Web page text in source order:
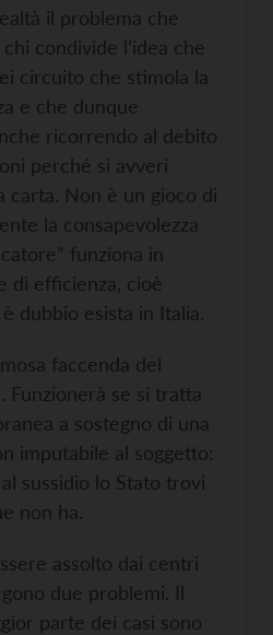
il problema che
condivide l’idea che
circuito che stimola la
e che dunque
ricorrendo al debito
perché si avveri
carta. Non è un gioco di
la consapevolezza
funziona in
di efficienza, cioè
dubbio esista in Italia.
faccenda del
Funzionerà se si tratta
a sostegno di una
imputabile al soggetto:
sussidio lo Stato trovi
non ha.
assolto dai centri
due problemi. Il
parte dei casi sono